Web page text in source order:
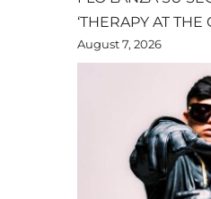
‘THERAPY AT THE
August 7, 2026